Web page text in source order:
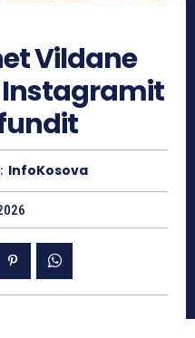
Vildane
Instagramit
InfoKosova